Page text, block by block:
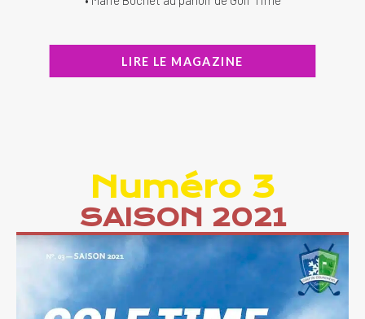
LIRE LE MAGAZINE
Numéro 3
SAISON 2021